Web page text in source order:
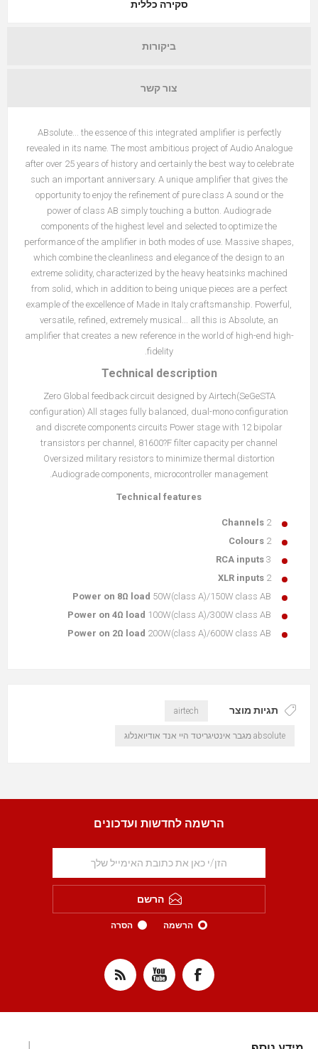
סקירה כללית
ביקורות
צור קשר
ABsolute... the essence of this integrated amplifier is perfectly
revealed in its name. The most ambitious project of Audio Analogue
after over 25 years of history and certainly the best way to celebrate
such an important anniversary. A unique amplifier that gives the
opportunity to enjoy the refinement of pure class A sound or the
power of class AB simply touching a button. Audiograde
components of the highest level and selected to optimize the
performance of the amplifier in both modes of use. Massive shapes,
which combine the cleanliness and elegance of the design to an
extreme solidity, characterized by the heavy heatsinks machined
from solid, which in addition to being unique pieces are a perfect
example of the excellence of Made in Italy craftsmanship. Powerful,
versatile, refined, extremely musical... all this is Absolute, an
amplifier that creates a new reference in the world of high-end high-
fidelity.
Technical description
Zero Global feedback circuit designed by Airtech(SeGeSTA
configuration) All stages fully balanced, dual-mono configuration
and discrete components circuits Power stage with 12 bipolar
transistors per channel, 81600?F filter capacity per channel
Oversized military resistors to minimize thermal distortion
Audiograde components, microcontroller management.
Technical features
Channels 2
Colours 2
RCA inputs 3
XLR inputs 2
Power on 8Ω load 50W(class A)/150W class AB
Power on 4Ω load 100W(class A)/300W class AB
Power on 2Ω load 200W(class A)/600W class AB
תגיות מוצר airtech
absolute מגבר אינטיגריטד היי אנד אודיואנלוג
הרשמה לחדשות ועדכונים
הרשם
הרשמה הסרה